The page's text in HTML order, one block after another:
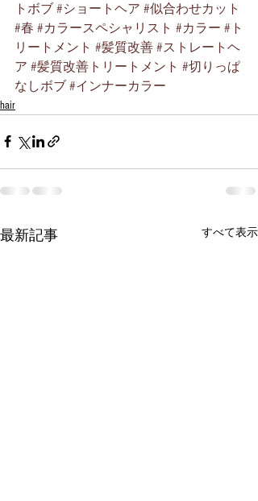
トボブ #ショートヘア #似合わせカット
#春 #カラースペシャリスト #カラー #ト
リートメント #髪質改善 #ストレートヘ
ア #髪質改善トリートメント #切りっぱ
なしボブ #インナーカラー
hair
最新記事 すべて表示